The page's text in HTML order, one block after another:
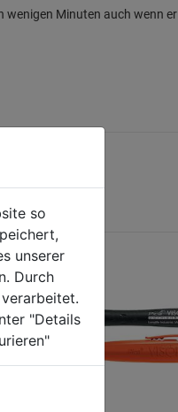
wenigen Minuten auch wenn er
so
unserer
Durch
"Details